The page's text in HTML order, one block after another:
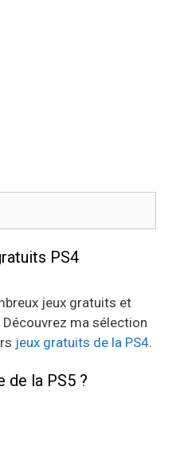
PS4
jeux gratuits et
Découvrez ma sélection
jeux gratuits de la PS4.
de la PS5 ?